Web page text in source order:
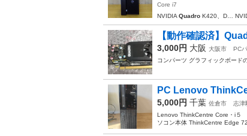
Core i7
NVIDIA Quadro K420、D…
【動作確認済】
3,000円 大阪 大阪市
PC
コンパーツ グラフィックボード
PC Lenovo
5,000円 千葉 佐倉市 志津
Lenovo ThinkCentre Core・i５
ソコン本体 ThinkCentre Edge 72